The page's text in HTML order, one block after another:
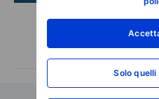
Solo
Rapida
sfiora un
persistono le